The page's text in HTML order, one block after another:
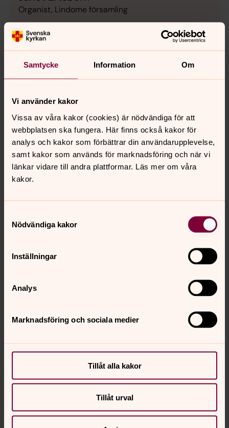
Samtycke Information Om
Vi använder kakor
Vissa av våra kakor (cookies) är nödvändiga för att
webbplatsen ska fungera. Här finns också kakor för
analys och kakor som förbättrar din användarupplevelse,
samt kakor som används för marknadsföring och när vi
länkar vidare till andra plattformar. Läs mer om våra
kakor.
Nödvändiga kakor
Inställningar
Analys
Marknadsföring och sociala medier
Tillåt alla kakor
Tillåt urval
Organist, Lindome församling
Direkt:031-996873
0730-83 41 78
E-post: janet.ertsborn@svenskakyrkan.se